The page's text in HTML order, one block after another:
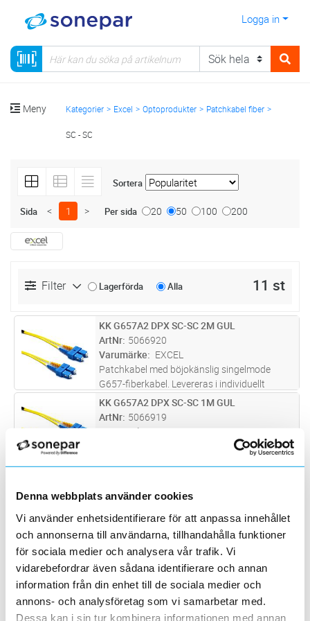
Denna webbplats använder cookies
Vi använder enhetsidentifierare för att anpassa innehållet
och annonserna till användarna, tillhandahålla funktioner
för sociala medier och analysera vår trafik. Vi
vidarebefordrar även sådana identifierare och annan
information från din enhet till de sociala medier och
annons- och analysföretag som vi samarbetar med.
Dessa kan i sin tur kombinera informationen med annan
Logga in
Meny Kategorier Excel Optoprodukter Patchkabel fiber
SC - SC
Sortera
Sida < 1 > Per sida 20 50 100 200
Filter Lagerförda Alla 11 st
ST Lägg i kundvagn
KK G657A2 DPX SC-SC 2M GUL
ArtNr 5066920
Varumärke
EXCEL
Patchkabel med böjokänslig singelmode
G657-fiberkabel. Levereras i individuellt
förpackning inkl testrapport. Ingår i Excels 25-
åriga systemgaranti, se separata villkor.
ST Lägg i kundvagn
KK G657A2 DPX SC-SC 1M GUL
ArtNr 5066919
Varumärke
Patchkabel med böjokänslig singelmode
åriga systemgaranti, se separata villkor.
ArtNr 5066921
Patchkabel med böjokänslig singelmode
G657-fiberkabel. Levereras i individuellt
förpackning inkl testrapport. Ingår i Excels 25-
åriga systemgaranti, se separata villkor.
ST Lägg i kundvagn
KK G657A2 DPX SC-SC 5M GUL
ArtNr 5066922
Varumärke
EXCEL
Patchkabel med böjokänslig singelmode
G657-fiberkabel. Levereras i individuellt